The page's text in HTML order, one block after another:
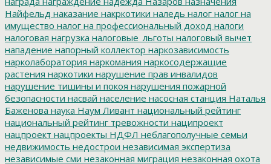
Найфельд наказание накркотики наледь налог налог на
имущество налог на профессиональный доход налоги
налоговая нагрузка налоговые_льготы налоговый вычет
нападение напорный коллектор наркозависимость
нарколаборатория наркомания наркосодержащие
растения наркотики нарушение прав инвалидов
нарушение тишины и покоя нарушения пожарной
безопасности насвай население насосная станция Наталья
Баженова наука Наум Ливант национальный рейтинг
национальный рейтинг тревожности наципроект
нацпроект нацпроекты НДФЛ неблагополучные семьи
недвижимость недострои независимая экспертиза
независимые сми незаконная миграция незаконная охота